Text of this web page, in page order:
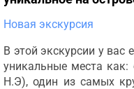
Новая экскурсия
В этой экскурсии у вас
уникальные места
Н.Э), один из самых